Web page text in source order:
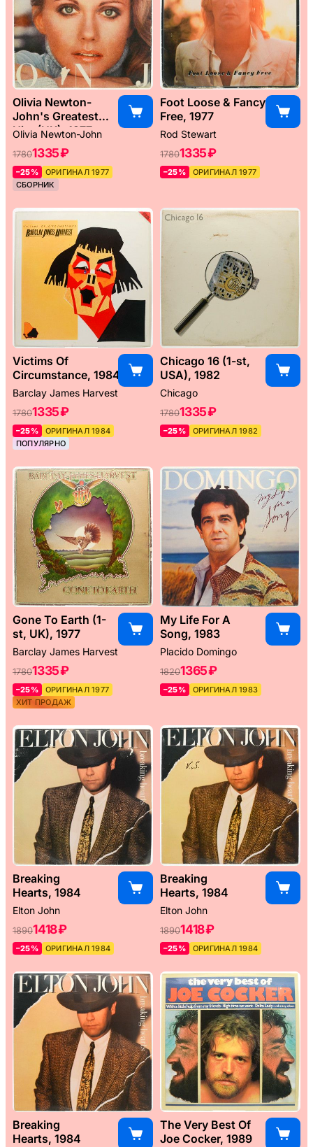
Olivia Newton-
John's Greatest
Hits (UK), 1977
Olivia Newton-John
17801335 ₽
–25%
ОРИГИНАЛ 1977
СБОРНИК
Foot Loose & Fancy
Free, 1977
Rod Stewart
17801335 ₽
–25% ОРИГИНАЛ 1977
Victims Of
Circumstance, 1984
Barclay James Harvest
17801335 ₽
–25%
ОРИГИНАЛ 1984
ПОПУЛЯРНО
Chicago 16 (1-st,
USA), 1982
Chicago
17801335 ₽
–25% ОРИГИНАЛ 1982
Gone To Earth (1-
st, UK), 1977
Barclay James Harvest
17801335 ₽
–25%
ОРИГИНАЛ 1977
ХИТ ПРОДАЖ
My Life For A
Song, 1983
Placido Domingo
18201365 ₽
–25% ОРИГИНАЛ 1983
Breaking
Hearts, 1984
Elton John
18901418 ₽
–25% ОРИГИНАЛ 1984
Breaking
Hearts, 1984
Elton John
18901418 ₽
–25% ОРИГИНАЛ 1984
Breaking
Hearts, 1984
The Very Best Of
Joe Cocker, 1989